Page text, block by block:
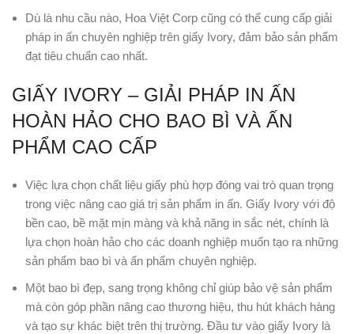
Dù là nhu cầu nào, Hoa Việt Corp cũng có thể cung cấp giải
pháp in ấn chuyên nghiệp trên giấy Ivory, đảm bảo sản phẩm
đạt tiêu chuẩn cao nhất.
GIẤY IVORY – GIẢI PHÁP IN ẤN
HOÀN HẢO CHO BAO BÌ VÀ ẤN
PHẨM CAO CẤP
Việc lựa chọn chất liệu giấy phù hợp đóng vai trò quan trọng
trong việc nâng cao giá trị sản phẩm in ấn. Giấy Ivory với độ
bền cao, bề mặt mịn màng và khả năng in sắc nét, chính là
lựa chọn hoàn hảo cho các doanh nghiệp muốn tạo ra những
sản phẩm bao bì và ấn phẩm chuyên nghiệp.
Một bao bì đẹp, sang trọng không chỉ giúp bảo vệ sản phẩm
mà còn góp phần nâng cao thương hiệu, thu hút khách hàng
và tạo sự khác biệt trên thị trường. Đầu tư vào giấy Ivory là